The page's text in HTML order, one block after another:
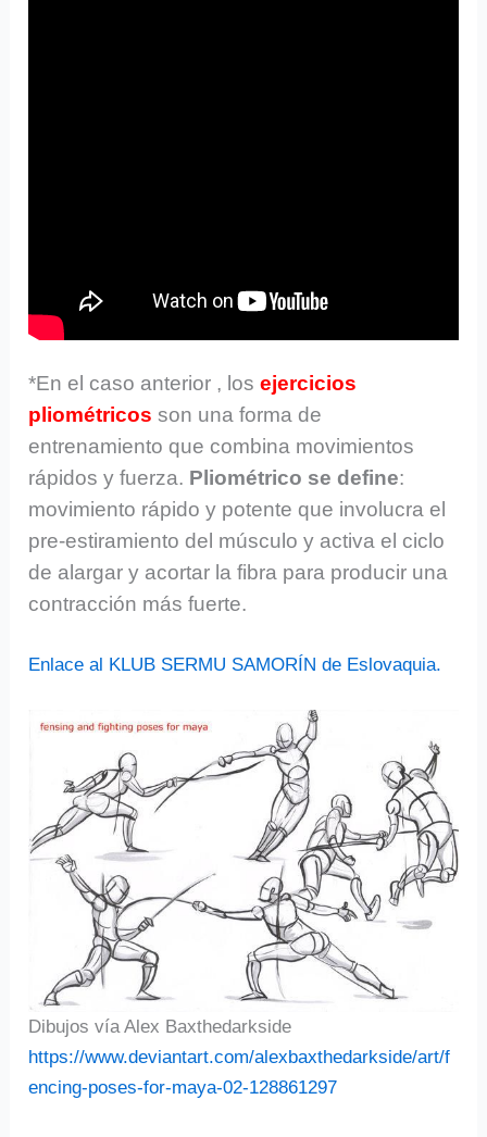
*En el caso anterior , los ejercicios
pliométricos son una forma de
entrenamiento que combina movimientos
rápidos y fuerza. Pliométrico se define:
movimiento rápido y potente que involucra el
pre-estiramiento del músculo y activa el ciclo
de alargar y acortar la fibra para producir una
contracción más fuerte.
Enlace al KLUB SERMU SAMORÍN de Eslovaquia.
Dibujos vía Alex Baxthedarkside
https://www.deviantart.com/alexbaxthedarkside/art/f
encing-poses-for-maya-02-128861297